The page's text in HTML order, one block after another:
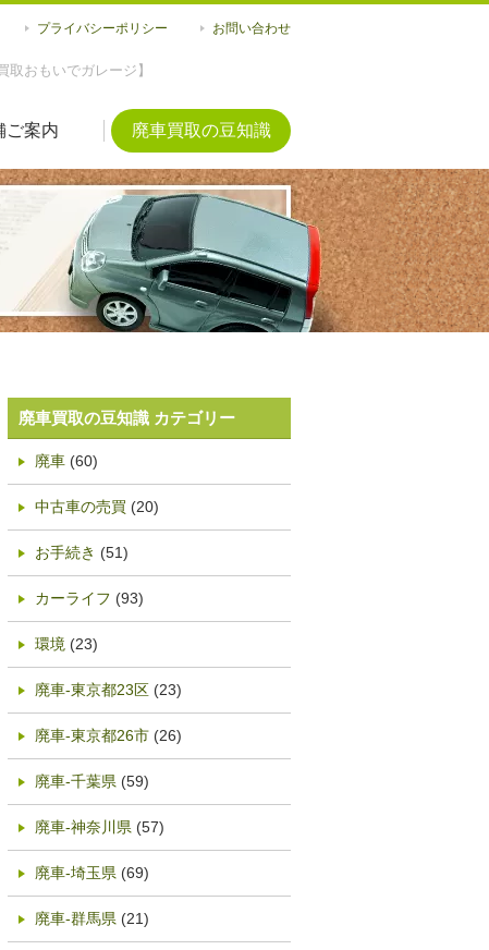
おもいでガレージ】
プライバシーポリシー お問い合わせ
ご案内 廃車買取の豆知識
廃車買取の豆知識 カテゴリー
廃車 (60)
中古車の売買 (20)
お手続き (51)
カーライフ (93)
環境 (23)
廃車-東京都23区 (23)
廃車-東京都26市 (26)
廃車-千葉県 (59)
廃車-神奈川県 (57)
廃車-埼玉県 (69)
廃車-群馬県 (21)